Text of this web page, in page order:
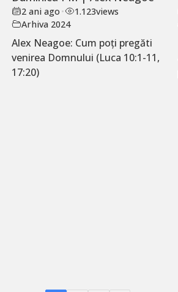
2 ani ago • 1.123views
Arhiva 2024
Alex Neagoe: Cum poți pregăti
venirea Domnului (Luca 10:1-11,
17:20)